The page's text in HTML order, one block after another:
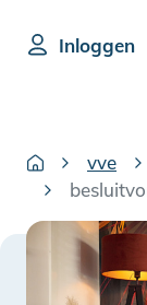
Inloggen
vve